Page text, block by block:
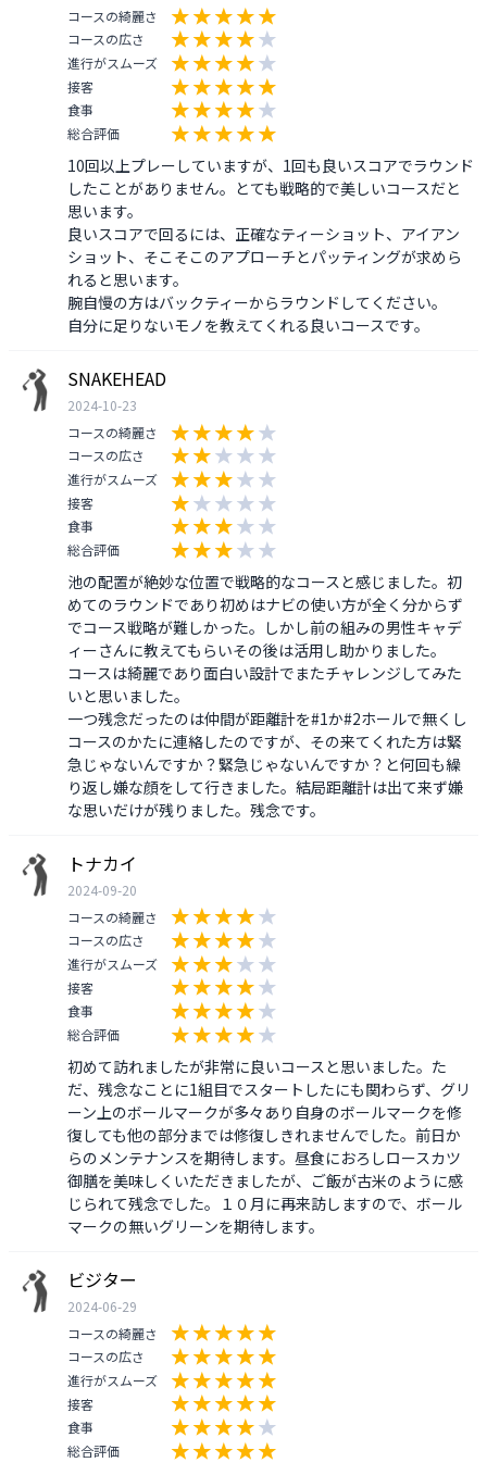
コースの綺麗さ
コースの広さ
進行がスムーズ
接客
食事
総合評価
10回以上プレーしていますが、1回も良いスコアでラウンド
したことがありません。とても戦略的で美しいコースだと
思います。
良いスコアで回るには、正確なティーショット、アイアン
ショット、そこそこのアプローチとパッティングが求めら
れると思います。
腕自慢の方はバックティーからラウンドしてください。
自分に足りないモノを教えてくれる良いコースです。
SNAKEHEAD
2024-10-23
コースの綺麗さ
コースの広さ
進行がスムーズ
接客
食事
総合評価
池の配置が絶妙な位置で戦略的なコースと感じました。初
めてのラウンドであり初めはナビの使い方が全く分からず
でコース戦略が難しかった。しかし前の組みの男性キャデ
ィーさんに教えてもらいその後は活用し助かりました。
コースは綺麗であり面白い設計でまたチャレンジしてみた
いと思いました。
一つ残念だったのは仲間が距離計を#1か#2ホールで無くし
コースのかたに連絡したのですが、その来てくれた方は緊
急じゃないんですか？緊急じゃないんですか？と何回も繰
り返し嫌な顔をして行きました。結局距離計は出て来ず嫌
な思いだけが残りました。残念です。
トナカイ
2024-09-20
コースの綺麗さ
コースの広さ
進行がスムーズ
接客
食事
総合評価
初めて訪れましたが非常に良いコースと思いました。た
だ、残念なことに1組目でスタートしたにも関わらず、グリ
ーン上のボールマークが多々あり自身のボールマークを修
復しても他の部分までは修復しきれませんでした。前日か
らのメンテナンスを期待します。昼食におろしロースカツ
御膳を美味しくいただきましたが、ご飯が古米のように感
じられて残念でした。１０月に再来訪しますので、ボール
マークの無いグリーンを期待します。
ビジター
2024-06-29
コースの綺麗さ
コースの広さ
進行がスムーズ
接客
食事
総合評価